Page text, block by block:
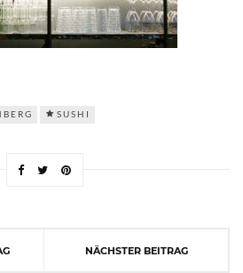
SUSHI
NÄCHSTER BEITRAG